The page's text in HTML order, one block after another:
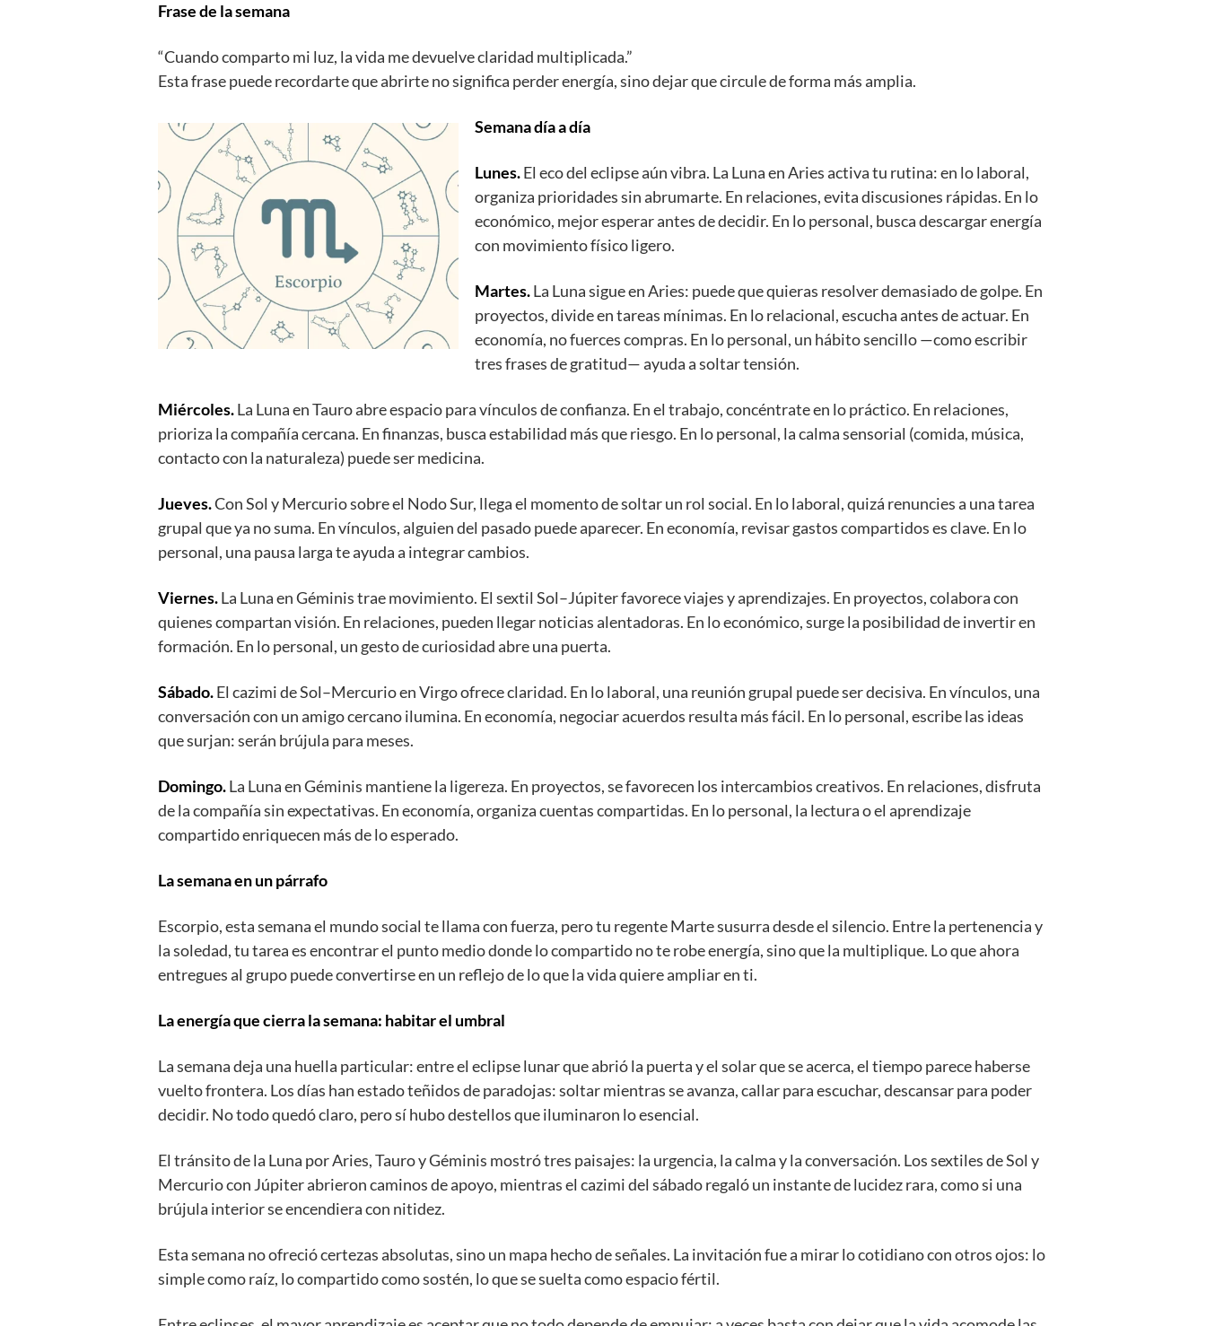
Frase de la semana
“Cuando comparto mi luz, la vida me devuelve claridad multiplicada.”
Esta frase puede recordarte que abrirte no significa perder energía, sino dejar que circule de forma más amplia.
Semana día a día
Lunes.El eco del eclipse aún vibra. La Luna en Aries activa tu rutina: en lo laboral,
organiza prioridades sin abrumarte. En relaciones, evita discusiones rápidas. En lo
económico, mejor esperar antes de decidir. En lo personal, busca descargar energía
con movimiento físico ligero.
Martes.La Luna sigue en Aries: puede que quieras resolver demasiado de golpe. En
proyectos, divide en tareas mínimas. En lo relacional, escucha antes de actuar. En
economía, no fuerces compras. En lo personal, un hábito sencillo —como escribir
tres frases de gratitud— ayuda a soltar tensión.
Miércoles.La Luna en Tauro abre espacio para vínculos de confianza. En el trabajo, concéntrate en lo práctico. En relaciones,
prioriza la compañía cercana. En finanzas, busca estabilidad más que riesgo. En lo personal, la calma sensorial (comida, música,
contacto con la naturaleza) puede ser medicina.
Jueves.Con Sol y Mercurio sobre el Nodo Sur, llega el momento de soltar un rol social. En lo laboral, quizá renuncies a una tarea
grupal que ya no suma. En vínculos, alguien del pasado puede aparecer. En economía, revisar gastos compartidos es clave. En lo
personal, una pausa larga te ayuda a integrar cambios.
Viernes.La Luna en Géminis trae movimiento. El sextil Sol–Júpiter favorece viajes y aprendizajes. En proyectos, colabora con
quienes compartan visión. En relaciones, pueden llegar noticias alentadoras. En lo económico, surge la posibilidad de invertir en
formación. En lo personal, un gesto de curiosidad abre una puerta.
Sábado.El cazimi de Sol–Mercurio en Virgo ofrece claridad. En lo laboral, una reunión grupal puede ser decisiva. En vínculos, una
conversación con un amigo cercano ilumina. En economía, negociar acuerdos resulta más fácil. En lo personal, escribe las ideas
que surjan: serán brújula para meses.
Domingo.La Luna en Géminis mantiene la ligereza. En proyectos, se favorecen los intercambios creativos. En relaciones, disfruta
de la compañía sin expectativas. En economía, organiza cuentas compartidas. En lo personal, la lectura o el aprendizaje
compartido enriquecen más de lo esperado.
La semana en un párrafo
Escorpio, esta semana el mundo social te llama con fuerza, pero tu regente Marte susurra desde el silencio. Entre la pertenencia y
la soledad, tu tarea es encontrar el punto medio donde lo compartido no te robe energía, sino que la multiplique. Lo que ahora
entregues al grupo puede convertirse en un reflejo de lo que la vida quiere ampliar en ti.
La energía que cierra la semana: habitar el umbral
La semana deja una huella particular: entre el eclipse lunar que abrió la puerta y el solar que se acerca, el tiempo parece haberse
vuelto frontera. Los días han estado teñidos de paradojas: soltar mientras se avanza, callar para escuchar, descansar para poder
decidir. No todo quedó claro, pero sí hubo destellos que iluminaron lo esencial.
El tránsito de la Luna por Aries, Tauro y Géminis mostró tres paisajes: la urgencia, la calma y la conversación. Los sextiles de Sol y
Mercurio con Júpiter abrieron caminos de apoyo, mientras el cazimi del sábado regaló un instante de lucidez rara, como si una
brújula interior se encendiera con nitidez.
Esta semana no ofreció certezas absolutas, sino un mapa hecho de señales. La invitación fue a mirar lo cotidiano con otros ojos: lo
simple como raíz, lo compartido como sostén, lo que se suelta como espacio fértil.